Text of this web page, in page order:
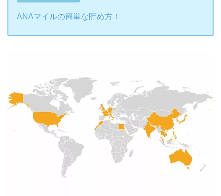
ANAマイルの簡単な貯め方！